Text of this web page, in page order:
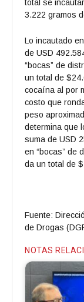
total se
3.222 gramos
Lo incautado
de USD
“bocas” de
un total de
cocaína al por
costo que
peso
determina que
suma de USD
en “bocas” de
da un total de
Fuente:
de Drogas
NOTAS